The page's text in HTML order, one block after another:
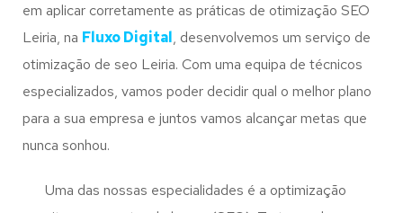
em aplicar corretamente as práticas de otimização SEO
Leiria, na Fluxo Digital, desenvolvemos um serviço de
otimização de seo Leiria. Com uma equipa de técnicos
especializados, vamos poder decidir qual o melhor plano
para a sua empresa e juntos vamos alcançar metas que
nunca sonhou.
Uma das nossas especialidades é a optimização